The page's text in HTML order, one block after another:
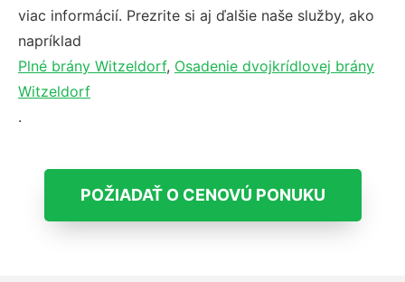
viac informácií. Prezrite si aj ďalšie naše služby, ako
napríklad
Plné brány Witzeldorf, Osadenie dvojkrídlovej brány
Witzeldorf
.
POŽIADAŤ O CENOVÚ PONUKU